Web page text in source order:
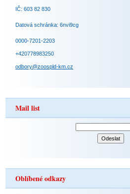
IČ: 603 82 830
Datová schránka: 6nvi9cg
0000-7201-2203
+420778983250
odbory@zoospld-km.cz
Mail list
Oblíbené odkazy